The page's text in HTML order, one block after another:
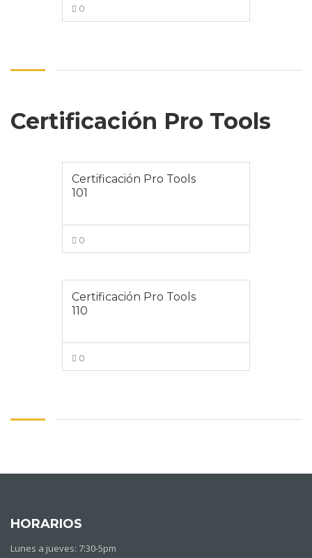
0
Certificación Pro Tools
Certificación Pro Tools
101
0
Certificación Pro Tools
110
0
HORARIOS
Lunes a jueves: 7:30-5pm